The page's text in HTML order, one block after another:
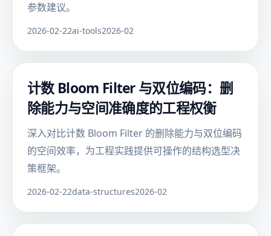
参数建议。
2026-02-22ai-tools2026-02
计数 Bloom Filter 与双位编码：删
除能力与空间准确度的工程权衡
深入对比计数 Bloom Filter 的删除能力与双位编码
的空间效率，为工程实践提供可操作的结构选型决
策框架。
2026-02-22data-structures2026-02